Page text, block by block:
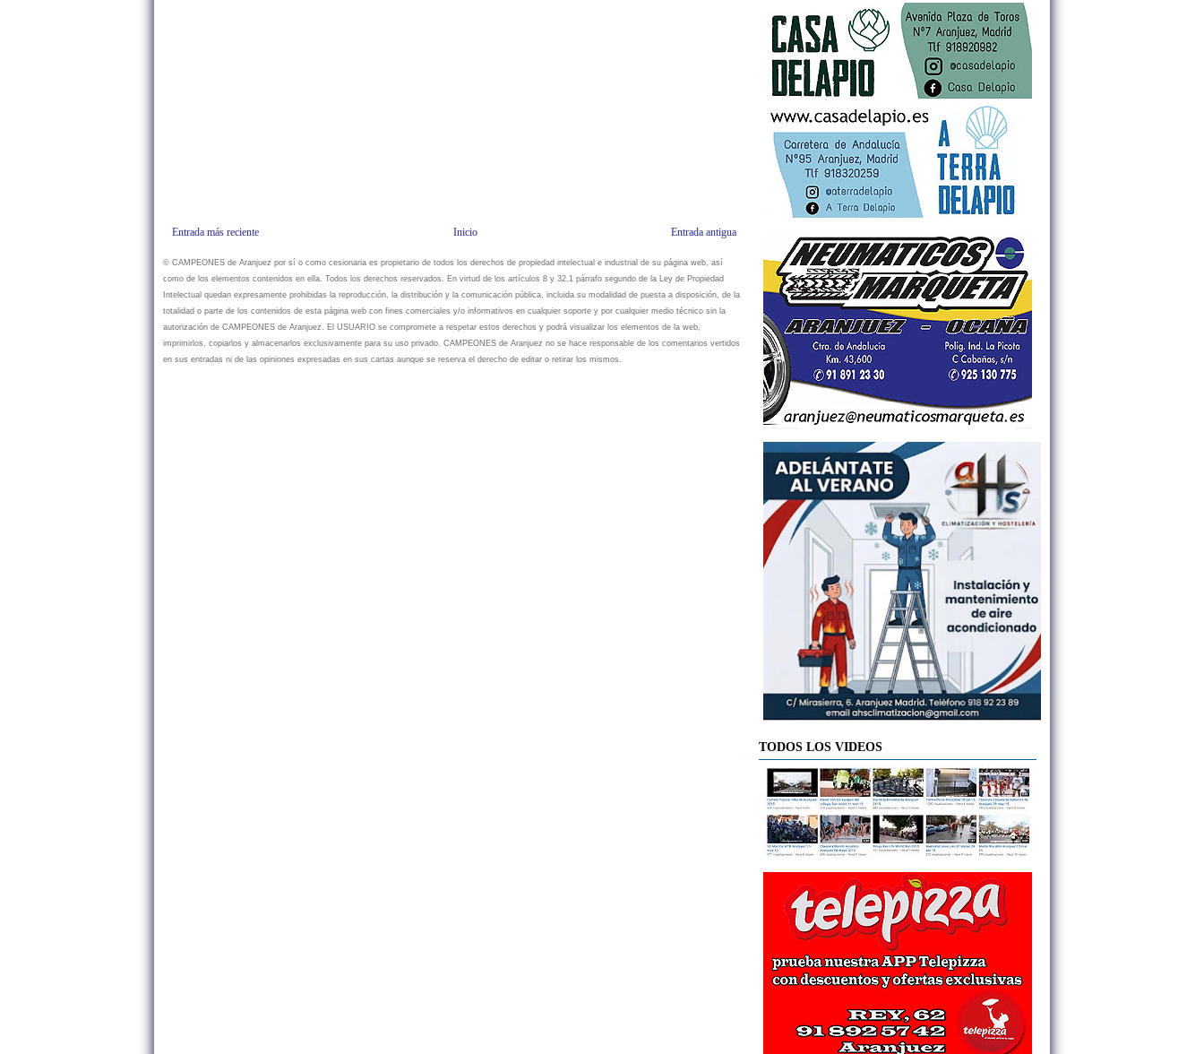
Entrada más reciente Entrada antigua
Inicio
© CAMPEONES de Aranjuez por sí o como cesionaria es propietario de todos los derechos de propiedad intelectual e industrial de su página web, así
como de los elementos contenidos en ella. Todos los derechos reservados. En virtud de los artículos 8 y 32.1 párrafo segundo de la Ley de Propiedad
Intelectual quedan expresamente prohibidas la reproducción, la distribución y la comunicación pública, incluida su modalidad de puesta a disposición, de la
totalidad o parte de los contenidos de esta página web con fines comerciales y/o informativos en cualquier soporte y por cualquier medio técnico sin la
autorización de CAMPEONES de Aranjuez. El USUARIO se compromete a respetar estos derechos y podrá visualizar los elementos de la web,
imprimirlos, copiarlos y almacenarlos exclusivamente para su uso privado. CAMPEONES de Aranjuez no se hace responsable de los comentarios vertidos
en sus entradas ni de las opiniones expresadas en sus cartas aunque se reserva el derecho de editar o retirar los mismos.
TODOS LOS VIDEOS